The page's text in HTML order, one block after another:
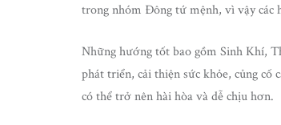
trong nhóm Đông tứ mệnh, vì vậy các
Những hướng tốt bao gồm Sinh Khí,
phát triển, cải thiện sức khỏe, củng cố
có thể trở nên hài hòa và dễ chịu hơn.